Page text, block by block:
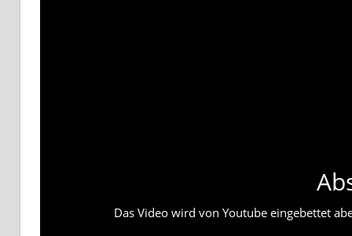
Das Video wird von Youtube eingebettet